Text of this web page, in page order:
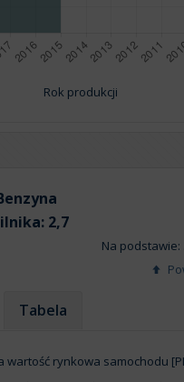
Rok produkcji
2,7
Na podstawie:
Tabela
wartość rynkowa samochodu